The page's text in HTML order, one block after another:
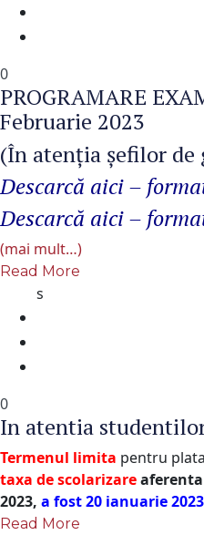
0
PROGRAMARE
Februarie 2023
(În atenţia şefilor de
Descarcă aici –
Descarcă aici –
(mai mult…)
Read More
s
0
In atentia
Termenul limita pentru plata
taxa de scolarizare
2023, a fost 20 ianuarie 2023
Read More